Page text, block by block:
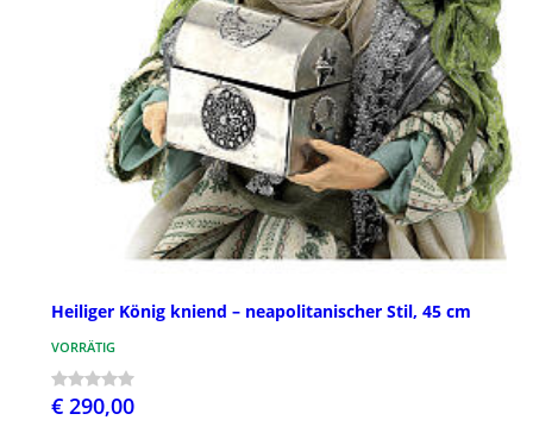
Heiliger König kniend – neapolitanischer Stil, 45 cm
VORRÄTIG
€ 290,00